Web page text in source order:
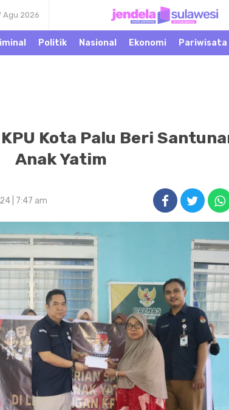
Agu 2026
Jendela Sulawesi
Warta Peristiwa di
Khatulistiwa
Politik Nasional Ekonomi Pariwisata
Kota Palu Beri
Anak Yatim
| 7:47 am